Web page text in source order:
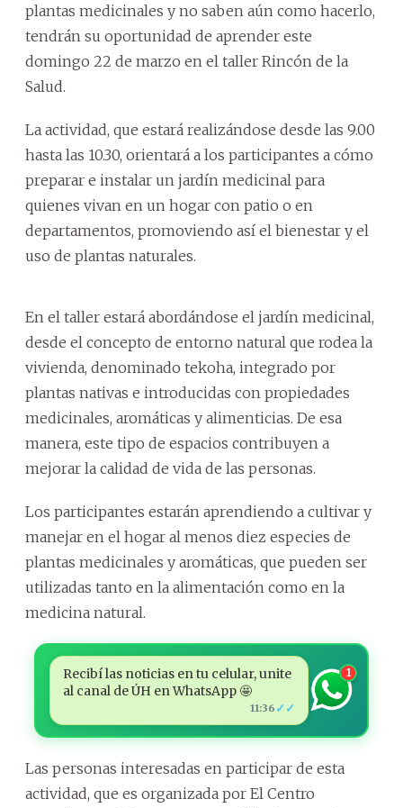
plantas medicinales y no saben aún como hacerlo,
tendrán su oportunidad de aprender este
domingo 22 de marzo en el taller Rincón de la
Salud.
La actividad, que estará realizándose desde las 9.00
hasta las 10.30, orientará a los participantes a cómo
preparar e instalar un jardín medicinal para
quienes vivan en un hogar con patio o en
departamentos, promoviendo así el bienestar y el
uso de plantas naturales.
En el taller estará abordándose el jardín medicinal,
desde el concepto de entorno natural que rodea la
vivienda, denominado tekoha, integrado por
plantas nativas e introducidas con propiedades
medicinales, aromáticas y alimenticias. De esa
manera, este tipo de espacios contribuyen a
mejorar la calidad de vida de las personas.
Los participantes estarán aprendiendo a cultivar y
manejar en el hogar al menos diez especies de
plantas medicinales y aromáticas, que pueden ser
utilizadas tanto en la alimentación como en la
medicina natural.
Recibí las noticias en tu celular, unite
al canal de ÚH en WhatsApp 🤩
11:36 ✓✓
1
Las personas interesadas en participar de esta
actividad, que es organizada por El Centro